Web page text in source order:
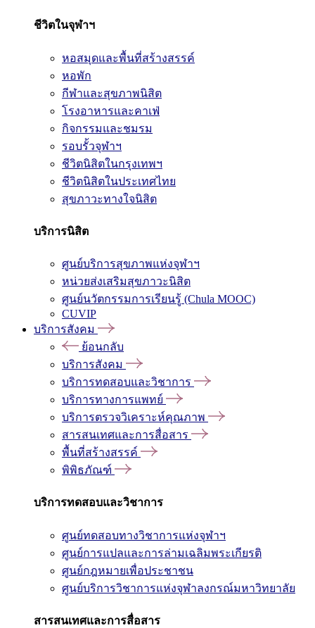
ชีวิตในจุฬาฯ
หอสมุดและพื้นที่สร้างสรรค์
หอพัก
กีฬาและสุขภาพนิสิต
โรงอาหารและคาเฟ่
กิจกรรมและชมรม
รอบรั้วจุฬาฯ
ชีวิตนิสิตในกรุงเทพฯ
ชีวิตนิสิตในประเทศไทย
สุขภาวะทางใจนิสิต
บริการนิสิต
ศูนย์บริการสุขภาพแห่งจุฬาฯ
หน่วยส่งเสริมสุขภาวะนิสิต
ศูนย์นวัตกรรมการเรียนรู้ (Chula MOOC)
CUVIP
บริการสังคม
ย้อนกลับ
บริการสังคม
บริการทดสอบและวิชาการ
บริการทางการแพทย์
บริการตรวจวิเคราะห์คุณภาพ
สารสนเทศและการสื่อสาร
พื้นที่สร้างสรรค์
พิพิธภัณฑ์
บริการทดสอบและวิชาการ
ศูนย์ทดสอบทางวิชาการแห่งจุฬาฯ
ศูนย์การแปลและการล่ามเฉลิมพระเกียรติ
ศูนย์กฎหมายเพื่อประชาชน
ศูนย์บริการวิชาการแห่งจุฬาลงกรณ์มหาวิทยาลัย
สารสนเทศและการสื่อสาร